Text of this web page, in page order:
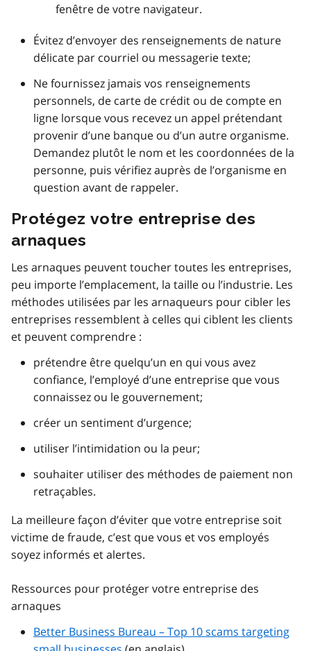
fenêtre de votre navigateur.
Évitez d’envoyer des renseignements de nature
délicate par courriel ou messagerie texte;
Ne fournissez jamais vos renseignements
personnels, de carte de crédit ou de compte en
ligne lorsque vous recevez un appel prétendant
provenir d’une banque ou d’un autre organisme.
Demandez plutôt le nom et les coordonnées de la
personne, puis vérifiez auprès de l’organisme en
question avant de rappeler.
Protégez votre entreprise des
arnaques
Les arnaques peuvent toucher toutes les entreprises,
peu importe l’emplacement, la taille ou l’industrie. Les
méthodes utilisées par les arnaqueurs pour cibler les
entreprises ressemblent à celles qui ciblent les clients
et peuvent comprendre :
prétendre être quelqu’un en qui vous avez
confiance, l’employé d’une entreprise que vous
connaissez ou le gouvernement;
créer un sentiment d’urgence;
utiliser l’intimidation ou la peur;
souhaiter utiliser des méthodes de paiement non
retraçables.
La meilleure façon d’éviter que votre entreprise soit
victime de fraude, c’est que vous et vos employés
soyez informés et alertes.
Ressources pour protéger votre entreprise des
arnaques
Better Business Bureau – Top 10 scams targeting